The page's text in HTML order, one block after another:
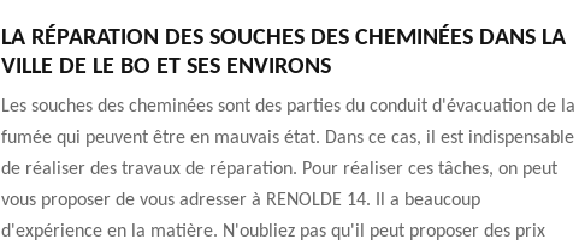
LA RÉPARATION DES SOUCHES DES CHEMINÉES DANS LA
VILLE DE LE BO ET SES ENVIRONS
Les souches des cheminées sont des parties du conduit d'évacuation de la
fumée qui peuvent être en mauvais état. Dans ce cas, il est indispensable
de réaliser des travaux de réparation. Pour réaliser ces tâches, on peut
vous proposer de vous adresser à RENOLDE 14. Il a beaucoup
d'expérience en la matière. N'oubliez pas qu'il peut proposer des prix